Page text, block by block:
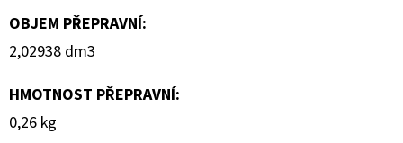
OBJEM PŘEPRAVNÍ:
2,02938 dm3
HMOTNOST PŘEPRAVNÍ:
0,26 kg